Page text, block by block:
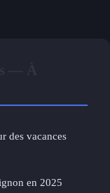
des vacances
en 2025